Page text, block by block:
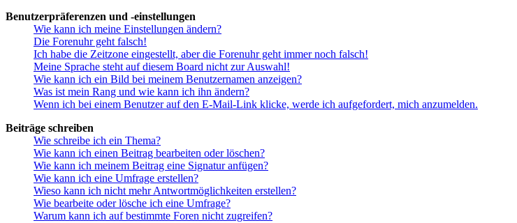
Benutzerpräferenzen und -einstellungen
Wie kann ich meine Einstellungen ändern?
Die Forenuhr geht falsch!
Ich habe die Zeitzone eingestellt, aber die Forenuhr geht immer noch falsch!
Meine Sprache steht auf diesem Board nicht zur Auswahl!
Wie kann ich ein Bild bei meinem Benutzernamen anzeigen?
Was ist mein Rang und wie kann ich ihn ändern?
Wenn ich bei einem Benutzer auf den E-Mail-Link klicke, werde ich aufgefordert, mich anzumelden.
Beiträge schreiben
Wie schreibe ich ein Thema?
Wie kann ich einen Beitrag bearbeiten oder löschen?
Wie kann ich meinem Beitrag eine Signatur anfügen?
Wie kann ich eine Umfrage erstellen?
Wieso kann ich nicht mehr Antwortmöglichkeiten erstellen?
Wie bearbeite oder lösche ich eine Umfrage?
Warum kann ich auf bestimmte Foren nicht zugreifen?